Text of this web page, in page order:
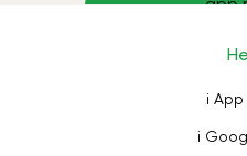
i
i